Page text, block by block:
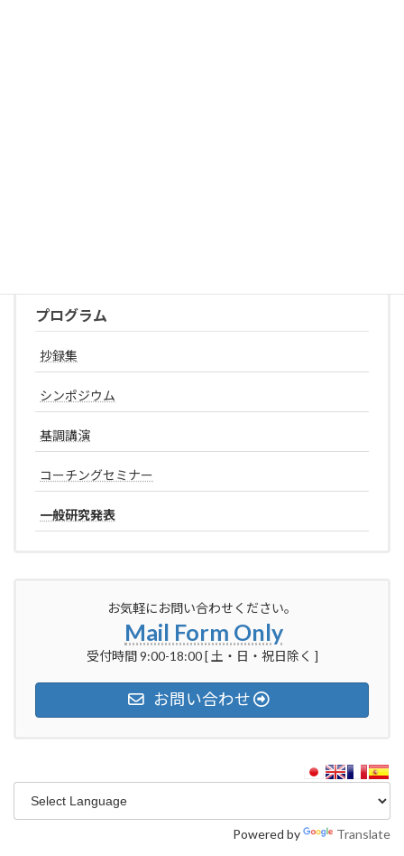
プログラム
抄録集
シンポジウム
基調講演
コーチングセミナー
一般研究発表
お気軽にお問い合わせください。
Mail Form Only
受付時間 9:00-18:00 [ 土・日・祝日除く ]
お問い合わせ
Powered by Translate